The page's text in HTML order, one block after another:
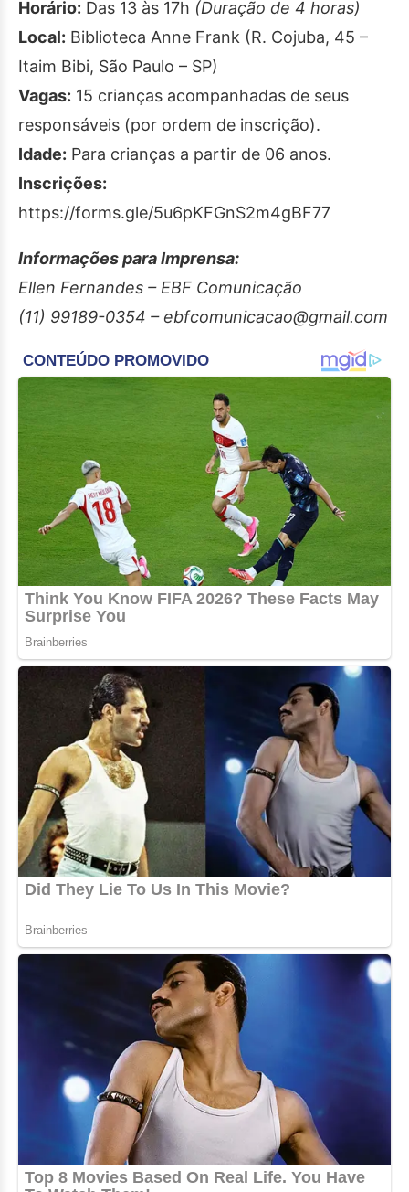
Horário: Das 13 às 17h (Duração de 4 horas)
Local: Biblioteca Anne Frank (R. Cojuba, 45 –
Itaim Bibi, São Paulo – SP)
Vagas: 15 crianças acompanhadas de seus
responsáveis (por ordem de inscrição).
Idade: Para crianças a partir de 06 anos.
Inscrições:
https://forms.gle/5u6pKFGnS2m4gBF77
Informações para Imprensa:
Ellen Fernandes – EBF Comunicação
(11) 99189-0354 – ebfcomunicacao@gmail.com